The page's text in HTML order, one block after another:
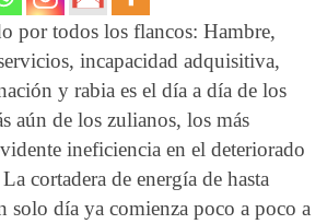
por todos los flancos: Hambre,
incapacidad adquisitiva,
y rabia es el día a día de los
aún de los zulianos, los más
ineficiencia en el deteriorado
cortadera de energía de hasta
solo día ya comienza poco a poco a